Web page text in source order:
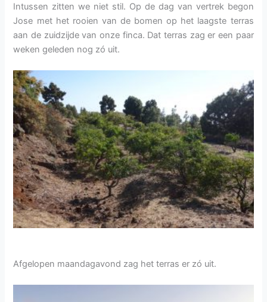
Intussen zitten we niet stil. Op de dag van vertrek begon
Jose met het rooien van de bomen op het laagste terras
aan de zuidzijde van onze finca. Dat terras zag er een paar
weken geleden nog zó uit.
Afgelopen maandagavond zag het terras er zó uit.